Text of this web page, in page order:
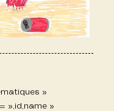
»
»,id,name »